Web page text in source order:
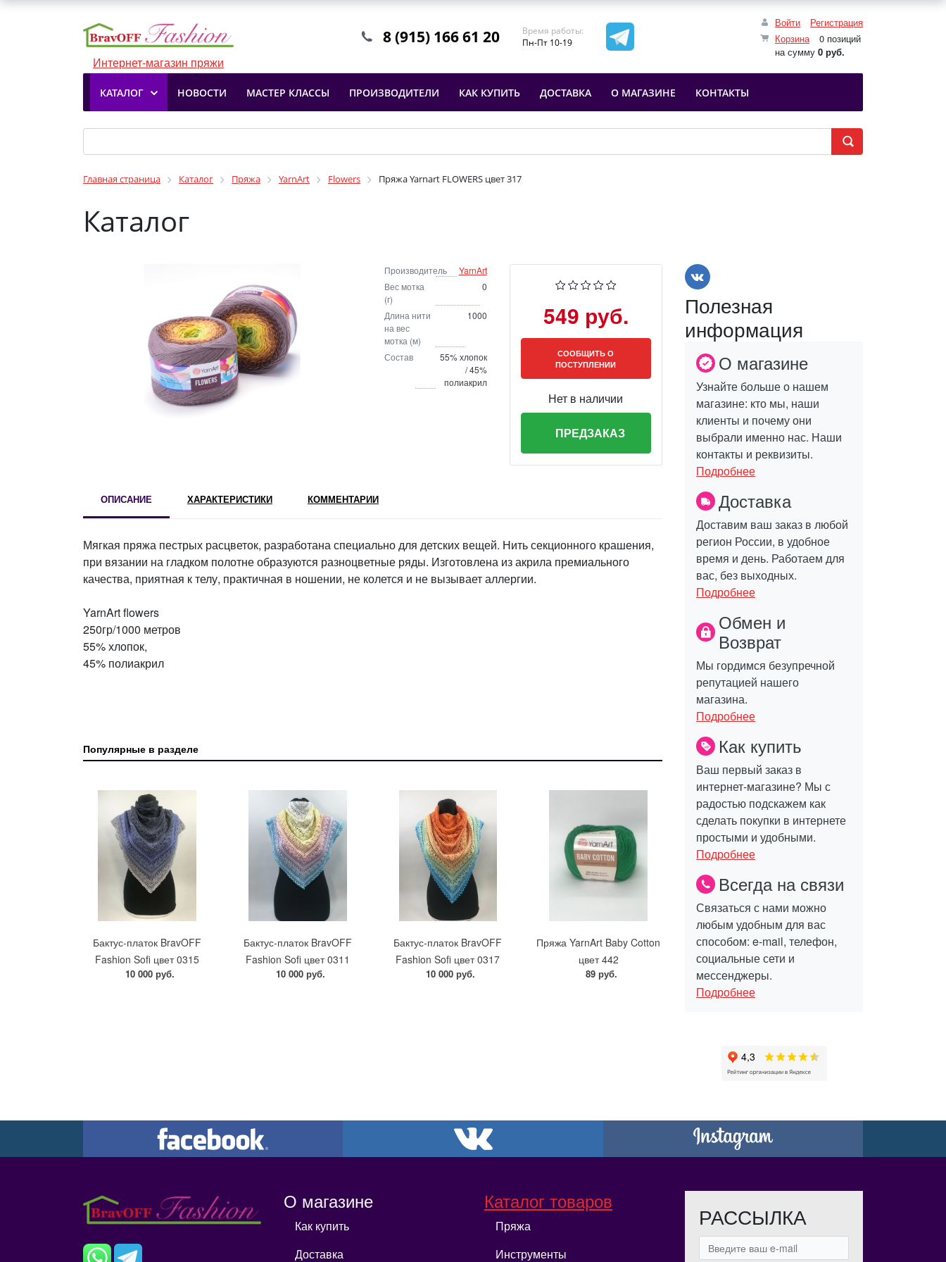
Интернет-магазин пряжи
Войти
Регистрация
Корзина
0 позиций
на сумму 0 руб.
8 (915) 166 61 20
Время работы:
Пн-Пт 10-19
КАТАЛОГ НОВОСТИ МАСТЕР КЛАССЫ ПРОИЗВОДИТЕЛИ КАК КУПИТЬ ДОСТАВКА О МАГАЗИНЕ КОНТАКТЫ
Главная страница Каталог Пряжа YarnArt Flowers Пряжа Yarnart FLOWERS цвет 317
Каталог
Производитель
YarnArt
Вес мотка
(г)
0
Длина нити
на вес
мотка (м)
1000
Состав
55% хлопок
/ 45%
полиакрил
549 руб.
СООБЩИТЬ О
ПОСТУПЛЕНИИ
Нет в наличии
ПРЕДЗАКАЗ
ОПИСАНИЕ ХАРАКТЕРИСТИКИ КОММЕНТАРИИ
Мягкая пряжа пестрых расцветок, разработана специально для детских вещей. Нить секционного крашения,
при вязании на гладком полотне образуются разноцветные ряды. Изготовлена из акрила премиального
качества, приятная к телу, практичная в ношении, не колется и не вызывает аллергии.
YarnArt flowers
250гр/1000 метров
55% хлопок,
45% полиакрил
Популярные в разделе
Бактус-платок BravOFF
Fashion Sofi цвет 0315
10 000 руб.
Бактус-платок BravOFF
Fashion Sofi цвет 0311
10 000 руб.
Бактус-платок BravOFF
Fashion Sofi цвет 0317
10 000 руб.
Пряжа YarnArt Baby Cotton
цвет 442
89 руб.
Полезная
информация
О магазине
Узнайте больше о нашем
магазине: кто мы, наши
клиенты и почему они
выбрали именно нас. Наши
контакты и реквизиты.
Подробнее
Доставка
Доставим ваш заказ в любой
регион России, в удобное
время и день. Работаем для
вас, без выходных.
Подробнее
Обмен и
Возврат
Мы гордимся безупречной
репутацией нашего
магазина.
Подробнее
Как купить
Ваш первый заказ в
интернет-магазине? Мы с
радостью подскажем как
сделать покупки в интернете
простыми и удобными.
Подробнее
Всегда на связи
Связаться с нами можно
любым удобным для вас
способом: e-mail, телефон,
социальные сети и
мессенджеры.
Подробнее
О магазине
Как купить
Доставка
Каталог товаров
Пряжа
Инструменты
РАССЫЛКА